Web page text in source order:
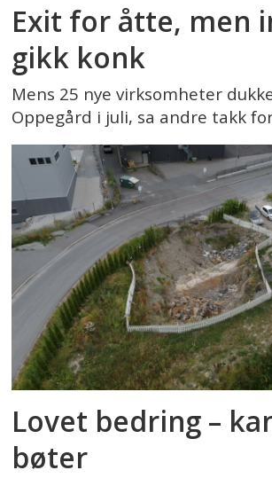
Exit for åtte, men
gikk konk
Mens 25 nye virksomheter
Oppegård i juli, sa andre takk
Lovet bedring –
bøter